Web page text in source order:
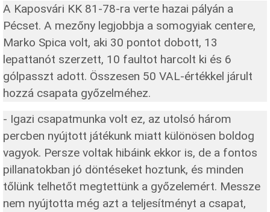
A Kaposvári KK 81-78-ra verte hazai pályán a
Pécset. A mezőny legjobbja a somogyiak centere,
Marko Spica volt, aki 30 pontot dobott, 13
lepattanót szerzett, 10 faultot harcolt ki és 6
gólpasszt adott. Összesen 50 VAL-értékkel járult
hozzá csapata győzelméhez.
- Igazi csapatmunka volt ez, az utolsó három
percben nyújtott játékunk miatt különösen boldog
vagyok. Persze voltak hibáink ekkor is, de a fontos
pillanatokban jó döntéseket hoztunk, és minden
tőlünk telhetőt megtettünk a győzelemért. Messze
nem nyújtotta még azt a teljesítményt a csapat,